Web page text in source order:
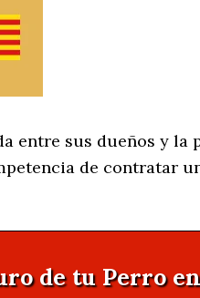
entre sus dueños y la
de contratar
de tu Perro